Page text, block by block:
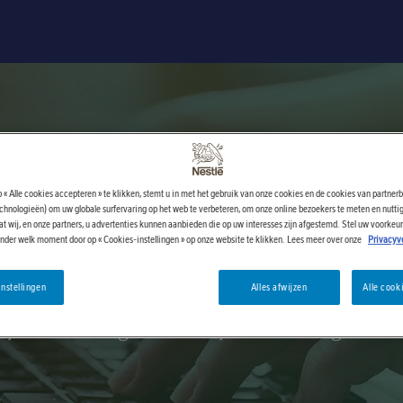
Contacteer ons
Aarzel zeker niet om ons te contacteren,
« Alle cookies accepteren » te klikken, stemt u in met het gebruik van onze cookies en de cookies van
om uw globale surfervaring op het web te verbeteren, om onze online bezoekers te meten en
wij, en onze partners, u advertenties kunnen aanbieden die op uw interesses zijn afgestemd. Stel uw
welk moment door op « Cookies-instellingen » op onze website te klikken. Lees meer over onze
Alles afwijzen Alle